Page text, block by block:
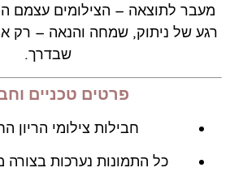
מעבר לתוצאה – הצילומים עצמם
רגע של ניתוק, שמחה והנאה – רק
שבדרך.
פרטים טכניים
חבילות צילומי הריון החל
כל התמונות נערכות בצורה